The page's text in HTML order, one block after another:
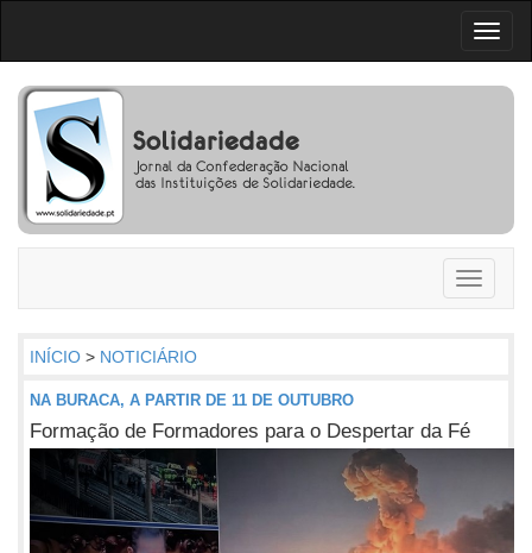
Toggle
INÍCIO > NOTICIÁRIO
NA BURACA, A PARTIR DE 11 DE OUTUBRO
Formação de Formadores para o Despertar da Fé